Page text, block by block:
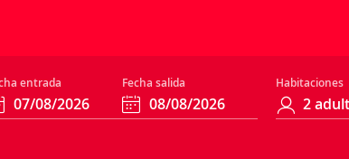
entrada Fecha salida Habitaciones